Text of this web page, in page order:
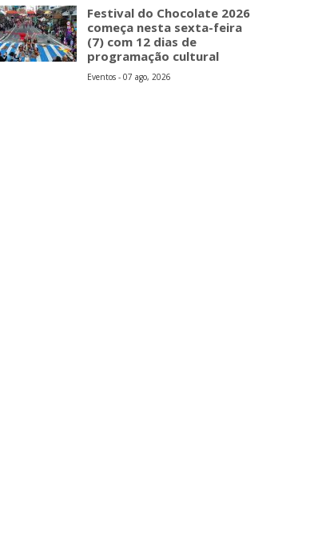
Festival do Chocolate 2026
começa nesta sexta-feira
(7) com 12 dias de
programação cultural
Eventos - 07 ago, 2026